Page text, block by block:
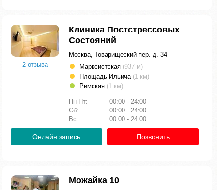
2 отзыва
Клиника Постстрессовых
Состояний
Москва, Товарищеский пер. д. 34
Марксистская (937 м)
Площадь Ильича (1 км)
Римская (1 км)
Пн-Пт:
00:00 - 24:00
Сб:
00:00 - 24:00
Вс:
00:00 - 24:00
Онлайн запись Позвонить
Можайка 10